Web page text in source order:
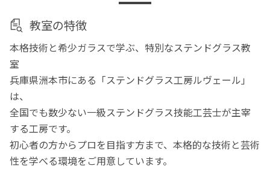
教室の特徴
本格技術と希少ガラスで学ぶ、特別なステンドグラス教
室
兵庫県洲本市にある「ステンドグラス工房ルヴェール」
は、
全国でも数少ない一級ステンドグラス技能工芸士が主宰
する工房です。
初心者の方からプロを目指す方まで、本格的な技術と芸術
性を学べる環境をご用意しています。